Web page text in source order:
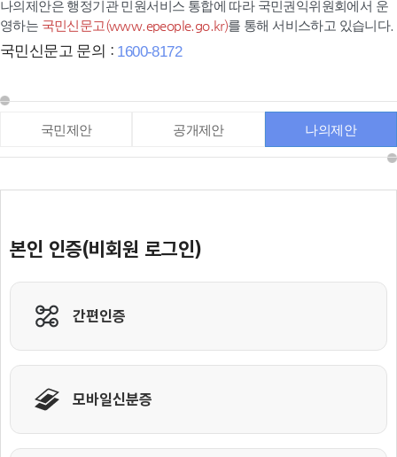
나의제안은 행정기관 민원서비스 통합에 따라 국민권익위원회에서 운
영하는 국민신문고(www.epeople.go.kr)를 통해 서비스하고 있습니다.
국민신문고 문의 : 1600-8172
국민제안 공개제안 나의제안